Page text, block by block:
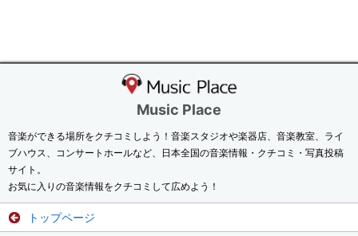
Music Place
音楽ができる場所をクチコミしよう！音楽スタジオや楽器店、音楽教室、ライ
ブハウス、コンサートホールなど、日本全国の音楽情報・クチコミ・写真投稿
サイト。
お気に入りの音楽情報をクチコミして広めよう！
トップページ